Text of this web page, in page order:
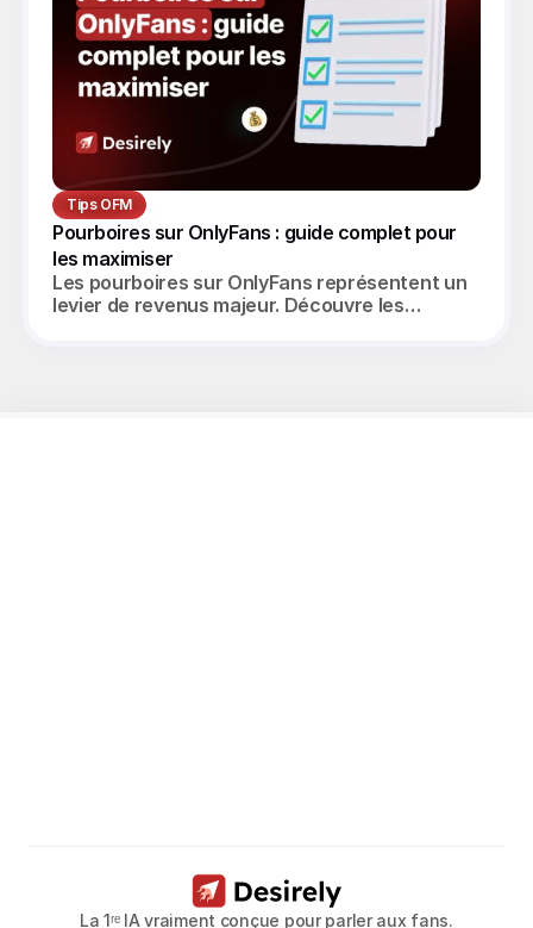
Tips OFM
Pourboires sur OnlyFans : guide complet pour
les maximiser
Les pourboires sur OnlyFans représentent un
levier de revenus majeur. Découvre les
Réservez un appel dès maintenant
La 1ʳᵉ IA vraiment conçue pour parler aux fans.